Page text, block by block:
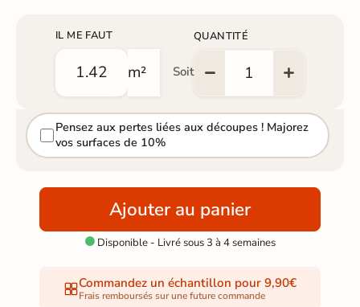
IL ME FAUT
m² Soit
QUANTITÉ
Pensez aux pertes liées aux découpes ! Majorez
vos surfaces de 10%
Ajouter au panier
Disponible - Livré sous 3 à 4 semaines
Commandez un échantillon pour 9,90€
Frais remboursés sur une future commande